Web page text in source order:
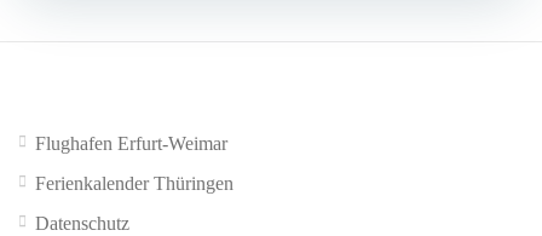
Flughafen Erfurt-Weimar
Ferienkalender Thüringen
Datenschutz